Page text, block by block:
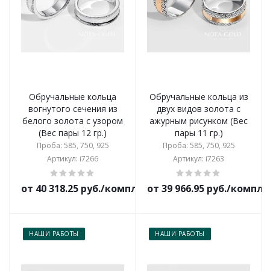
Обручальные кольца
вогнутого сечения из
белого золота с узором
(Вес пары 12 гр.)
Проба: 585, 750, 925
Артикул: i7266
от 40 318.25 руб./комплект
Обручальные кольца из
двух видов золота с
ажурным рисунком (Вес
пары 11 гр.)
Проба: 585, 750, 925
Артикул: i7263
от 39 966.95 руб./
НАШИ РАБОТЫ НАШИ РАБОТЫ